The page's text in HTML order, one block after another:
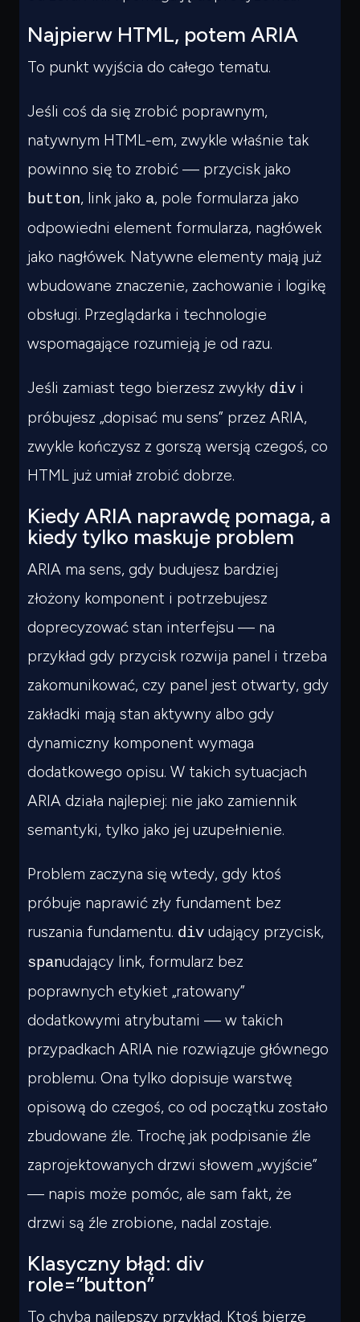
Najpierw HTML, potem ARIA
To punkt wyjścia do całego tematu.
Jeśli coś da się zrobić poprawnym,
natywnym HTML-em, zwykle właśnie tak
powinno się to zrobić — przycisk jako
button, link jako a, pole formularza jako
odpowiedni element formularza, nagłówek
jako nagłówek. Natywne elementy mają już
wbudowane znaczenie, zachowanie i logikę
obsługi. Przeglądarka i technologie
wspomagające rozumieją je od razu.
Jeśli zamiast tego bierzesz zwykły div i
próbujesz „dopisać mu sens” przez ARIA,
zwykle kończysz z gorszą wersją czegoś, co
HTML już umiał zrobić dobrze.
Kiedy ARIA naprawdę pomaga, a
kiedy tylko maskuje problem
ARIA ma sens, gdy budujesz bardziej
złożony komponent i potrzebujesz
doprecyzować stan interfejsu — na
przykład gdy przycisk rozwija panel i trzeba
zakomunikować, czy panel jest otwarty, gdy
zakładki mają stan aktywny albo gdy
dynamiczny komponent wymaga
dodatkowego opisu. W takich sytuacjach
ARIA działa najlepiej: nie jako zamiennik
semantyki, tylko jako jej uzupełnienie.
Problem zaczyna się wtedy, gdy ktoś
próbuje naprawić zły fundament bez
ruszania fundamentu. div udający przycisk,
spanudający link, formularz bez
poprawnych etykiet „ratowany”
dodatkowymi atrybutami — w takich
przypadkach ARIA nie rozwiązuje głównego
problemu. Ona tylko dopisuje warstwę
opisową do czegoś, co od początku zostało
zbudowane źle. Trochę jak podpisanie źle
zaprojektowanych drzwi słowem „wyjście”
— napis może pomóc, ale sam fakt, że
drzwi są źle zrobione, nadal zostaje.
Klasyczny błąd: div
role=”button”
To chyba najlepszy przykład. Ktoś bierze